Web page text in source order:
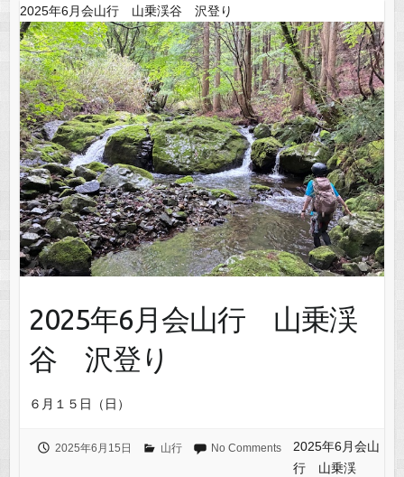
2025年6月会山行 山乗渓谷 沢登り
2025年6月会山行 山乗渓
谷 沢登り
６月１５日（日）
2025年6月15日 山行 No Comments
2025年6月会山
行 山乗渓